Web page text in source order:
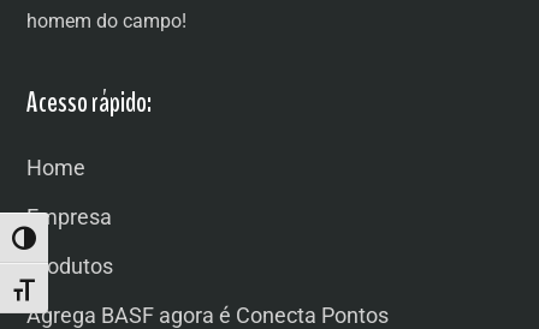
ALTERNAR ALTO CONTRASTE
ALTERNAR TAMANHO DA FONTE
homem do campo!
Acesso rápido:
Home
Empresa
Produtos
Agrega BASF agora é Conecta Pontos